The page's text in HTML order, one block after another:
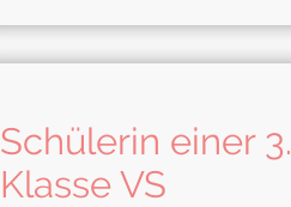
Schülerin einer 3.
Klasse VS